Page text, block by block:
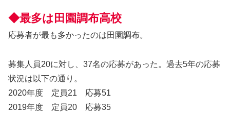
◆最多は田園調布高校
応募者が最も多かったのは田園調布。
募集人員20に対し、37名の応募があった。過去5年の応募
状況は以下の通り。
2020年度 定員21 応募51
2019年度 定員20 応募35